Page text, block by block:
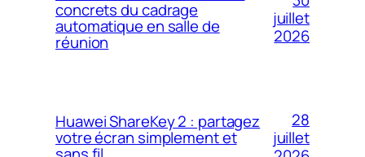
concrets du cadrage
automatique en salle de
réunion
juillet
2026
Huawei ShareKey 2 : partagez
votre écran simplement et
28
juillet